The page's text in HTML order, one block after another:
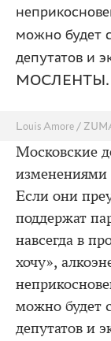
можно будет
депутатов и
МОСЛЕНТЫ.
Louis Amore /
Московские
изменениями
Если они
поддержат
навсегда в
хочу»,
можно будет
депутатов и